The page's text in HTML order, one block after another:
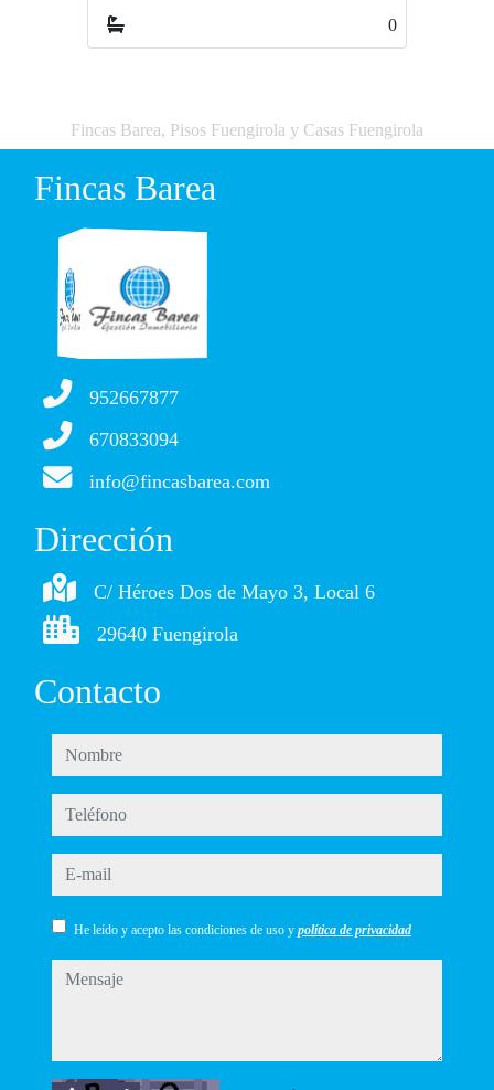
0
Fincas Barea, Pisos Fuengirola y Casas Fuengirola
Fincas Barea
952667877
670833094
info@fincasbarea.com
Dirección
C/ Héroes Dos de Mayo 3, Local 6
29640 Fuengirola
Contacto
nombre
teléfono
e-mail
He leído y acepto las condiciones de uso y política de privacidad
mensaje